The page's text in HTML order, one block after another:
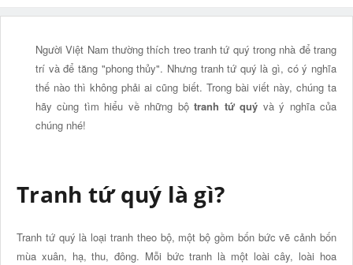
Người Việt Nam thường thích treo tranh tứ quý trong nhà để trang
trí và để tăng "phong thủy". Nhưng tranh tứ quý là gì, có ý nghĩa
thế nào thì không phải ai cũng biết. Trong bài viết này, chúng ta
hãy cùng tìm hiểu về những bộtranh tứ quý và ý nghĩa của
chúng nhé!
Tranh tứ quý là gì?
Tranh tứ quý là loại tranh theo bộ, một bộ gồm bốn bức vẽ cảnh bốn
mùa xuân, hạ, thu, đông. Mỗi bức tranh là một loài cây, loài hoa